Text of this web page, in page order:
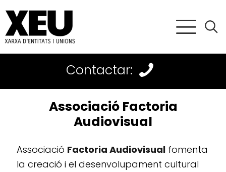
Contactar:
Associació Factoria
Audiovisual
Associació Factoria Audiovisual fomenta
la creació i el desenvolupament cultural